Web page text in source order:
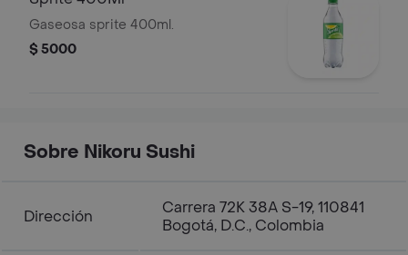
Gaseosa sprite 400ml.
$ 5000
Sobre Nikoru Sushi
Dirección
Carrera 72K 38A S-19, 110841
Bogotá, D.C., Colombia